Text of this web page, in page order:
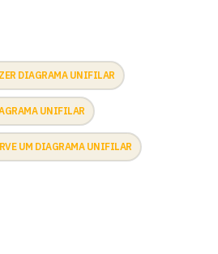
DIAGRAMA UNIFILAR
UNIFILAR
UM DIAGRAMA UNIFILAR